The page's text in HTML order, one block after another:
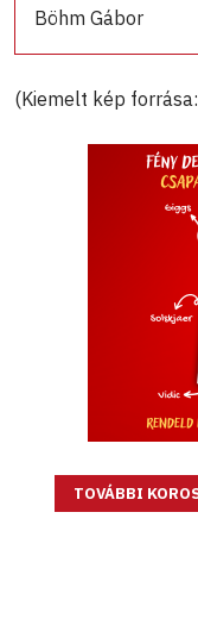
Böhm Gábor
(Kiemelt kép
TOVÁBBI